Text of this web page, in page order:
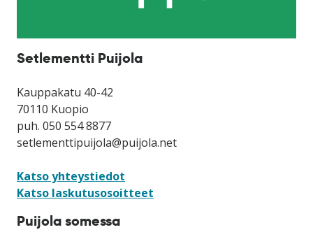
Setlementti Puijola
Kauppakatu 40-42
70110 Kuopio
puh. 050 554 8877
setlementtipuijola@puijola.net
Katso yhteystiedot
Katso laskutusosoitteet
Puijola somessa